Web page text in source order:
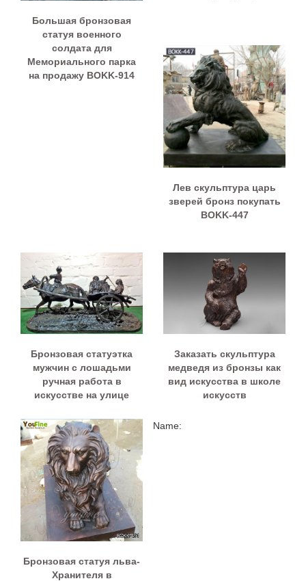
Большая бронзовая
статуя военного
солдата для
Мемориального парка
на продажу BOKK-914
Лев скульптура царь
зверей бронз покупать
BOKK-447
Бронзовая статуэтка
мужчин с лошадьми
ручная работа в
искусстве на улице
Заказать скульптура
медведя из бронзы как
вид искусства в школе
искусств
Бронзовая статуя льва-
Хранителя в
Name: